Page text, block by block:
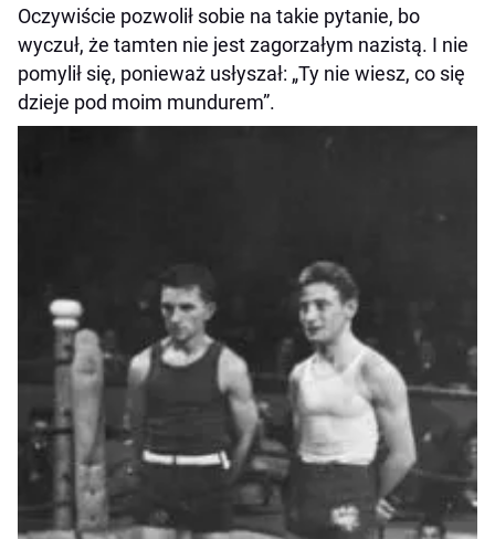
Oczywiście pozwolił sobie na takie pytanie, bo
wyczuł, że tamten nie jest zagorzałym nazistą. I nie
pomylił się, ponieważ usłyszał: „Ty nie wiesz, co się
dzieje pod moim mundurem”.